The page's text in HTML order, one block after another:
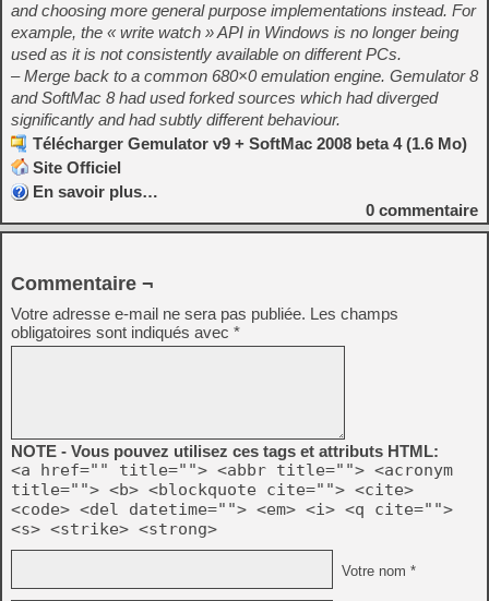
and choosing more general purpose implementations instead. For
example, the « write watch » API in Windows is no longer being
used as it is not consistently available on different PCs.
– Merge back to a common 680×0 emulation engine. Gemulator 8
and SoftMac 8 had used forked sources which had diverged
significantly and had subtly different behaviour.
Télécharger Gemulator v9 + SoftMac 2008 beta 4 (1.6 Mo)
Site Officiel
En savoir plus…
0 commentaire
Commentaire ¬
Votre adresse e-mail ne sera pas publiée. Les champs
obligatoires sont indiqués avec *
NOTE - Vous pouvez utilisez ces tags et attributs HTML:
<a href="" title=""> <abbr title=""> <acronym
title=""> <b> <blockquote cite=""> <cite>
<code> <del datetime=""> <em> <i> <q cite="">
<s> <strike> <strong>
Votre nom *